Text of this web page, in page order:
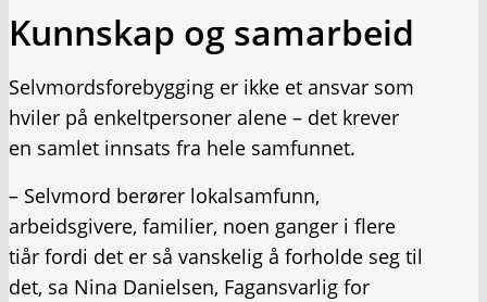
Kunnskap og samarbeid
Selvmordsforebygging er ikke et ansvar som
hviler på enkeltpersoner alene – det krever
en samlet innsats fra hele samfunnet.
– Selvmord berører lokalsamfunn,
arbeidsgivere, familier, noen ganger i flere
tiår fordi det er så vanskelig å forholde seg til
det, sa Nina Danielsen, Fagansvarlig for